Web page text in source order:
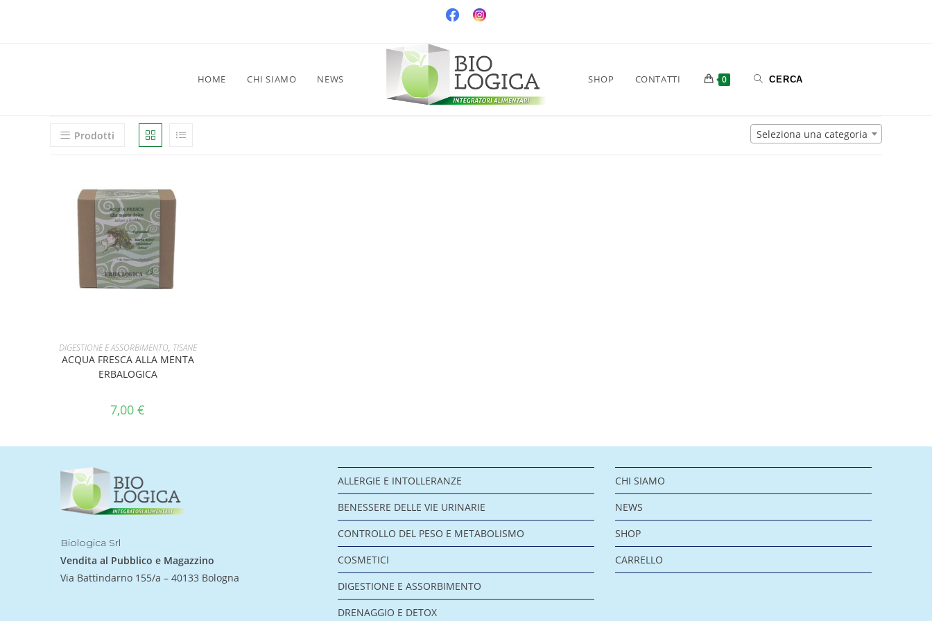
HOME CHI SIAMO NEWS SHOP CONTATTI 0
Seleziona una categoria
Prodotti
AGGIUNGI AL CARRELLO
DIGESTIONE E ASSORBIMENTO, TISANE
ACQUA FRESCA ALLA MENTA
ERBALOGICA
7,00 €
Biologica Srl
Vendita al Pubblico e Magazzino
Via Battindarno 155/a – 40133 Bologna
ALLERGIE E INTOLLERANZE
BENESSERE DELLE VIE URINARIE
CONTROLLO DEL PESO E METABOLISMO
COSMETICI
DIGESTIONE E ASSORBIMENTO
DRENAGGIO E DETOX
CHI SIAMO
NEWS
SHOP
CARRELLO